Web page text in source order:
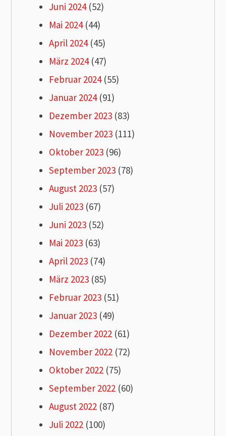
Juni 2024(52)
Mai 2024(44)
April 2024(45)
März 2024(47)
Februar 2024(55)
Januar 2024(91)
Dezember 2023 (83)
November 2023 (111)
Oktober 2023 (96)
September 2023 (78)
August 2023 (57)
Juli 2023 (67)
Juni 2023 (52)
Mai 2023 (63)
April 2023 (74)
März 2023 (85)
Februar 2023 (51)
Januar 2023 (49)
Dezember 2022 (61)
November 2022 (72)
Oktober 2022 (75)
September 2022 (60)
August 2022 (87)
Juli 2022 (100)